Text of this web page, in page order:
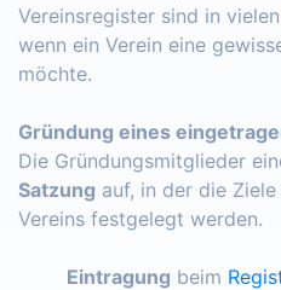
Vereinsregister sind in
wenn ein Verein eine
möchte.
Gründung eines
Die Gründungsmitglieder
Satzung auf, in der die
Vereins festgelegt werden.
Eintragung beim